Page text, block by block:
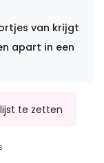
van krijgt
apart in een